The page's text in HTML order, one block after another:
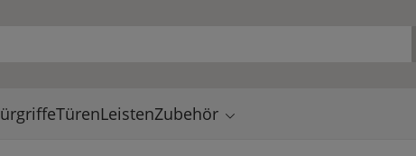
TürenLeistenZubehör